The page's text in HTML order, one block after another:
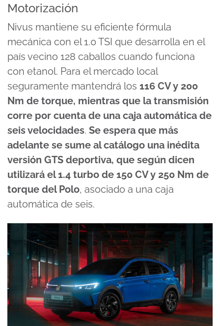
Motorización
Nivus mantiene su eficiente fórmula
mecánica con el 1.0 TSI que desarrolla en el
país vecino 128 caballos cuando funciona
con etanol. Para el mercado local
seguramente mantendrá los 116 CV y 200
Nm de torque, mientras que la transmisión
corre por cuenta de una caja automática de
seis velocidades. Se espera que más
adelante se sume al catálogo una inédita
versión GTS deportiva, que según dicen
utilizará el 1.4 turbo de 150 CV y 250 Nm de
torque del Polo, asociado a una caja
automática de seis.